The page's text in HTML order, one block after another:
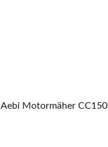
Aebi Motormäher CC150